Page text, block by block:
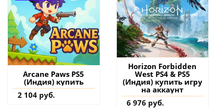
Arcane Paws PS5
(Индия) купить
2 104 руб.
Horizon Forbidden
West PS4 & PS5
(Индия) купить игру
на аккаунт
6 976 руб.